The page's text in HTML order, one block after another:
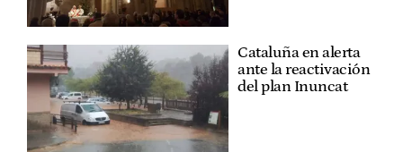
Cataluña en alerta
ante la reactivación
del plan Inuncat